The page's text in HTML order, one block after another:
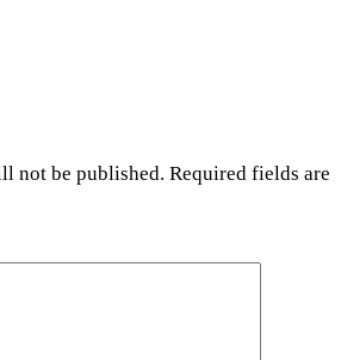
not be published. Required fields are